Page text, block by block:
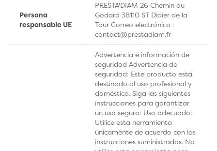
Persona
responsable UE
PRESTA'DIAM 26 Chemin du
Godard 38110 ST Didier de la
Tour Correo electrónico :
contact@prestadiam.fr
Advertencia e información de
seguridad Advertencia de
seguridad: Este producto está
destinado al uso profesional y
doméstico. Siga las siguientes
instrucciones para garantizar
un uso seguro: Uso adecuado:
Utilice esta herramienta
únicamente de acuerdo con las
instrucciones suministradas. No